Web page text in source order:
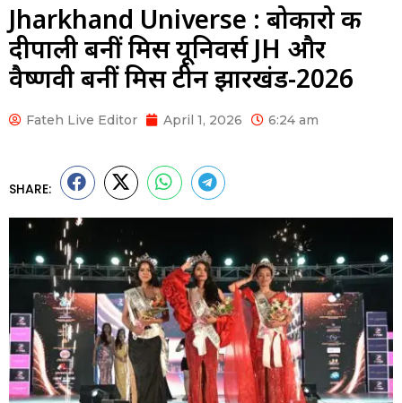
Jharkhand Universe : बोकारो की
दीपाली बनीं मिस यूनिवर्स JH और
वैष्णवी बनीं मिस टीन झारखंड-2026
Fateh Live Editor April 1, 2026 6:24 am
SHARE: